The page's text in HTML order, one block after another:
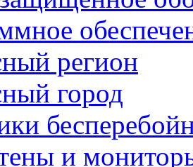
регион
город
и